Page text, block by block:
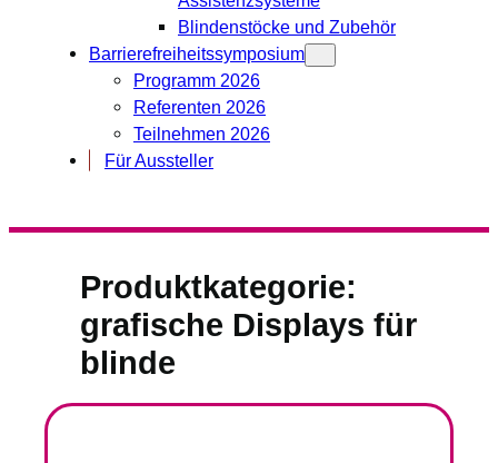
Blindenstöcke und Zubehör
Barrierefreiheitssymposium
Programm 2026
Referenten 2026
Teilnehmen 2026
Für Aussteller
Produktkategorie:
grafische Displays für
blinde